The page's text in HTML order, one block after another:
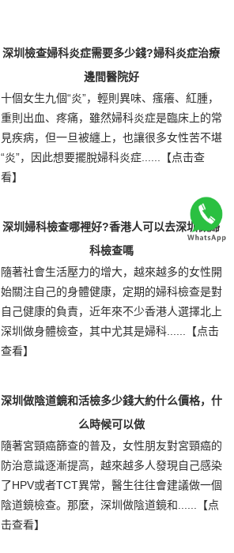
深圳檢查婦科炎症需要多少錢?婦科炎症治療
邊間醫院好
十個女生九個“炎”，輕則異味、瘙癢、紅腫，
重則出血、疼痛，雖然婦科炎症是臨床上的常
見疾病，但一旦被纏上，也讓很多女性苦不堪
“炎”，因此想要擺脫婦科炎症......
【点击查
看】
深圳婦科檢查哪裡好?香港人可以去深圳做婦
科檢查嗎
隨著社會生活壓力的增大，越來越多的女性開
始關注自己的身體健康，定期的婦科檢查是對
自己健康的負責，近年來不少香港人選擇北上
深圳做身體檢查，其中尤其是婦科......
【点击
查看】
深圳做陰道鏡和活檢多少錢大約什么價格，什
么時候可以做
隨著宮頸癌篩查的普及，女性朋友對宮頸癌的
防治意識逐漸提高，越來越多人發現自己感染
了HPV或者TCT異常，醫生往往會建議做一個
陰道鏡檢查。那麼，深圳做陰道鏡和......
【点
击查看】